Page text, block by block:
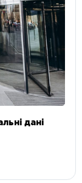
дані